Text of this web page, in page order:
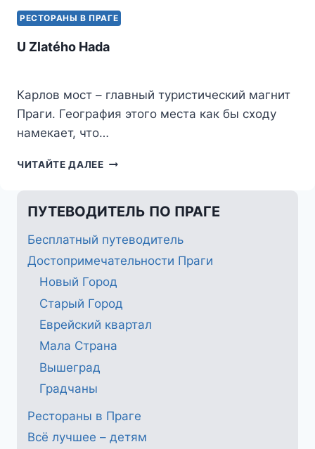
РЕСТОРАНЫ В ПРАГЕ
U Zlatého Hada
Карлов мост – главный туристический магнит
Праги. География этого места как бы сходу
намекает, что…
ЧИТАЙТЕ ДАЛЕЕU
HADA
ПУТЕВОДИТЕЛЬ ПО ПРАГЕ
Бесплатный путеводитель
Достопримечательности Праги
Новый Город
Старый Город
Еврейский квартал
Мала Страна
Вышеград
Градчаны
Рестораны в Праге
Всё лучшее – детям